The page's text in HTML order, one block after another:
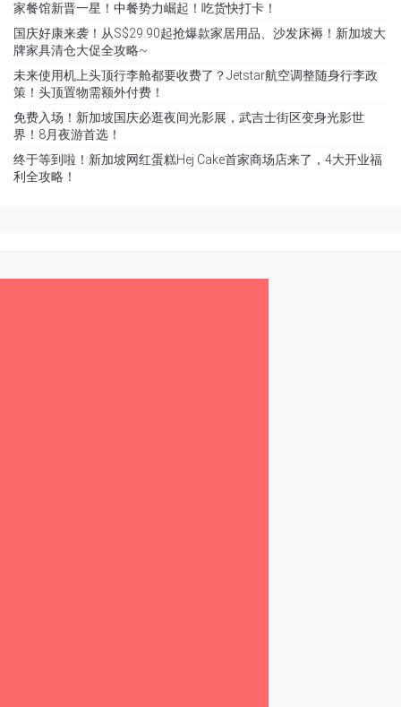
家餐馆新晋一星！中餐势力崛起！吃货快打卡！
国庆好康来袭！从S$29.90起抢爆款家居用品、沙发床褥！新加坡大
牌家具清仓大促全攻略~
未来使用机上头顶行李舱都要收费了？Jetstar航空调整随身行李政
策！头顶置物需额外付费！
免费入场！新加坡国庆必逛夜间光影展，武吉士街区变身光影世
界！8月夜游首选！
终于等到啦！新加坡网红蛋糕Hej Cake首家商场店来了，4大开业福
利全攻略！